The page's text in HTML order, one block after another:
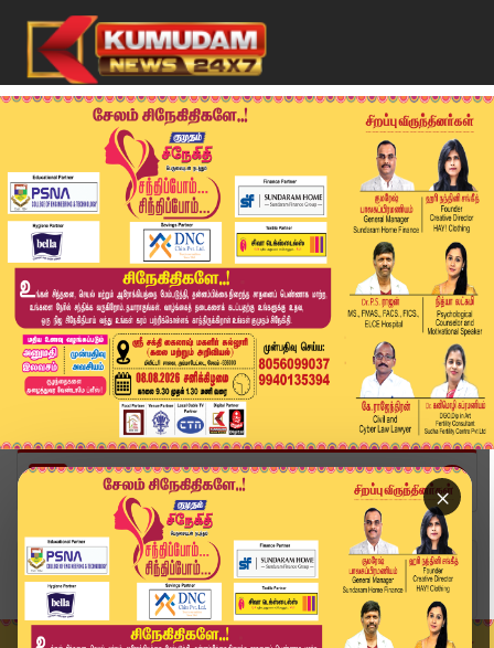
×
Home
வீடியோ ஸ்டோரி
IndiaWar | இந்தியாவுடன் போர் மூள வாய்ப்பு பாகிஸ...